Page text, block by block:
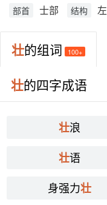
部首 士部 结构
壮的组词 100+
壮的四字成语
壮浪
壮语
身强力壮